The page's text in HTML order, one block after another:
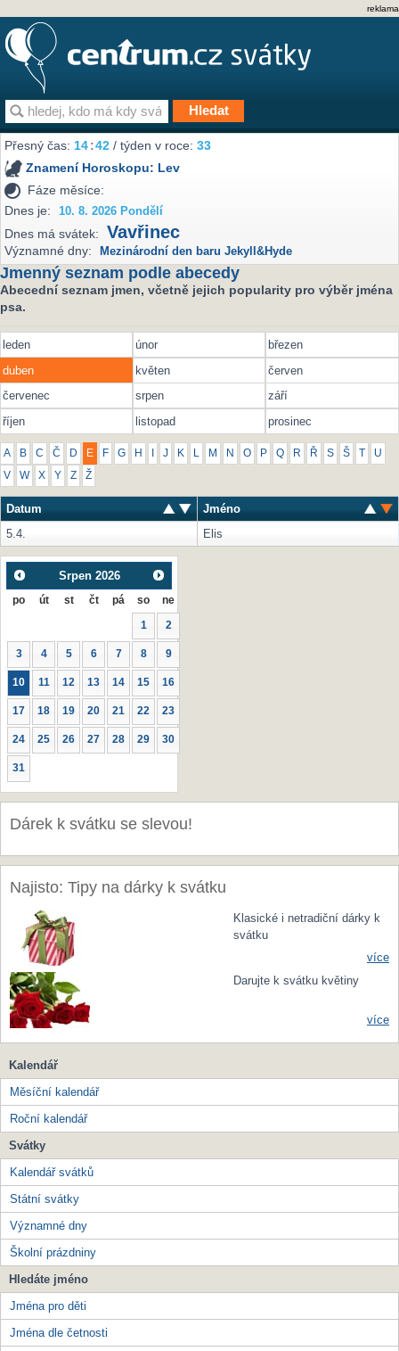
reklama
Přesný čas:14:42 / týden v roce:33
Znamení Horoskopu: Lev
Fáze měsíce:
Dnes je:
10. 8. 2026 Pondělí
Dnes má svátek: Vavřinec
Významné dny: Mezinárodní den baru Jekyll&Hyde
Jmenný seznam podle abecedy
Abecední seznam jmen, včetně jejich popularity pro výběr jména
psa.
leden únor
březen
duben
květen
červen
červenec
srpen
září
říjen
listopad prosinec
A B C Č D E F G H J K L M N O P Q R Ř S Š U
V W X Y Z Ž
Datum
Jméno
5.4.
Elis
Srpen 2026
po út st čt pá so ne
1 2
3 4 5 6 7 8 9
10 11 12 13 14 15 16
17 18 19 20 21 22 23
24 25 26 27 28 29 30
31
Dárek k svátku se slevou!
Najisto: Tipy na dárky k svátku
Klasické i netradiční dárky k
svátku
více
Darujte k svátku květiny
více
Kalendář
Měsíční kalendář
Roční kalendář
Svátky
Kalendář svátků
Státní svátky
Významné dny
Školní prázdniny
Hledáte jméno
Jména pro děti
Jména dle četnosti